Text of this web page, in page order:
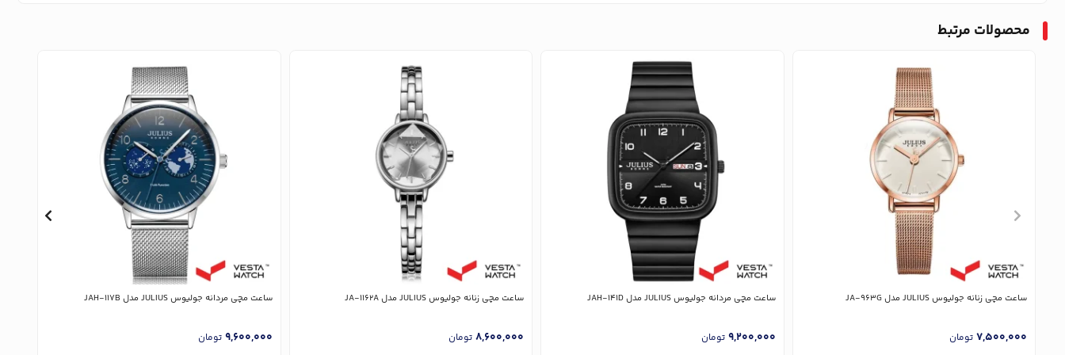
محصولات مرتبط
ساعت مچی زنانه جولیوس JULIUS مدل JA-963G
7,500,000 تومان
ساعت مچی مردانه جولیوس JULIUS مدل JAH-141D
9,200,000 تومان
ساعت مچی زنانه جولیوس JULIUS مدل JA-1162A
8,600,000 تومان
ساعت مچی مردانه جولیوس JULIUS مدل JAH-117B
9,600,000 تومان